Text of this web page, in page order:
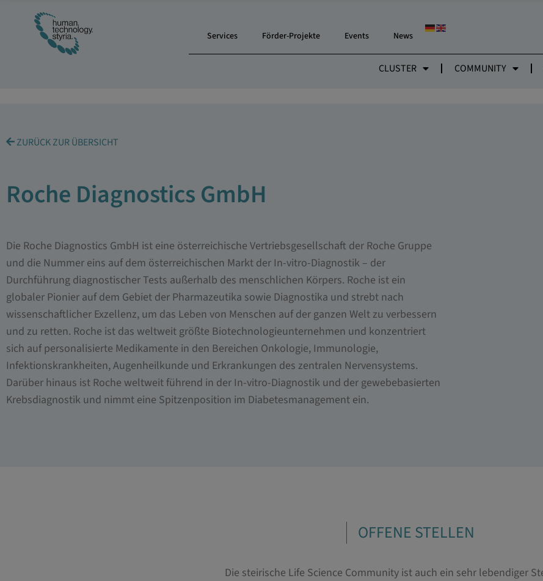
Services Förder-Projekte Events News
CLUSTER COMMUNITY
ZURÜCK ZUR ÜBERSICHT
Roche Diagnostics GmbH
Die Roche Diagnostics GmbH ist eine österreichische Vertriebsgesellschaft der Roche Gruppe
und die Nummer eins auf dem österreichischen Markt der In-vitro-Diagnostik – der
Durchführung diagnostischer Tests außerhalb des menschlichen Körpers. Roche ist ein
globaler Pionier auf dem Gebiet der Pharmazeutika sowie Diagnostika und strebt nach
wissenschaftlicher Exzellenz, um das Leben von Menschen auf der ganzen Welt zu verbessern
und zu retten. Roche ist das weltweit größte Biotechnologieunternehmen und konzentriert
sich auf personalisierte Medikamente in den Bereichen Onkologie, Immunologie,
Infektionskrankheiten, Augenheilkunde und Erkrankungen des zentralen Nervensystems.
Darüber hinaus ist Roche weltweit führend in der In-vitro-Diagnostik und der gewebebasierten
Krebsdiagnostik und nimmt eine Spitzenposition im Diabetesmanagement ein.
OFFENE STELLEN
Die steirische Life Science Community ist auch ein sehr lebendiger